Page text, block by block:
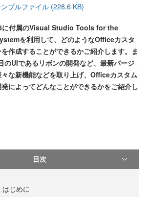
プルファイル (228.6 KB)
付属のVisual Studio Tools for the
を利用して、どのようなOfficeカスタ
作成することができるかご紹介します。ま
のUIであるリボンの開発など、最新バージ
な新機能などを取り上げ、Officeカスタム
によってどんなことができるかをご紹介し
目次
はじめに